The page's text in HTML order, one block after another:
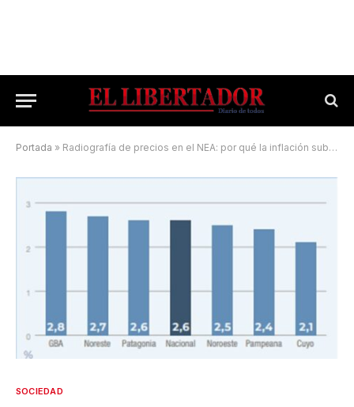
Portada » Radiografía de precios en el NEA: por qué la inflación sube más que el promedio nacional
SOCIEDAD